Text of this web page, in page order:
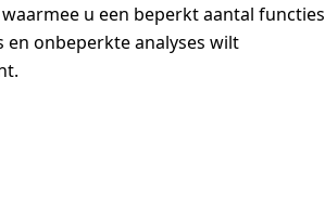
u een beperkt aantal functies
onbeperkte analyses wilt